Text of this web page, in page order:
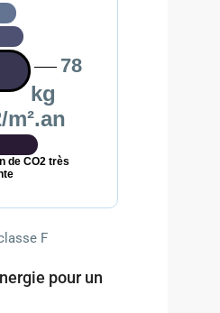
78
kg
m².an
de CO2 très
F
pour un